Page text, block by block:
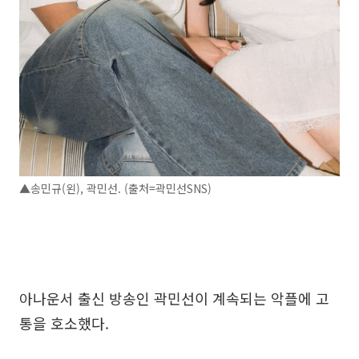
▲송민규(왼), 곽민선. (출처=곽민선SNS)
아나운서 출신 방송인 곽민선이 계속되는 악플에 고
통을 호소했다.